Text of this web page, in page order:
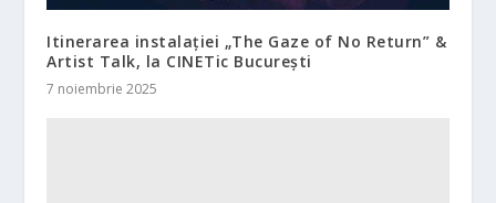
Itinerarea instalației „The Gaze of No Return” &
Artist Talk, la CINETic București
7 noiembrie 2025